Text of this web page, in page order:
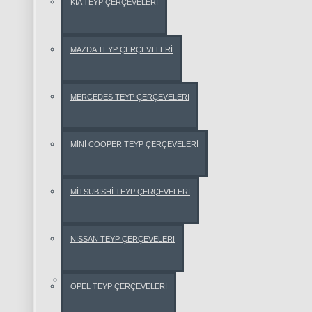
KİA TEYP ÇERÇEVELERİ
MAZDA TEYP ÇERÇEVELERİ
MERCEDES TEYP ÇERÇEVELERİ
MİNİ COOPER TEYP ÇERÇEVELERİ
MİTSUBİSHİ TEYP ÇERÇEVELERİ
NİSSAN TEYP ÇERÇEVELERİ
OPEL TEYP ÇERÇEVELERİ
A3
A4
AUDİ
Q5